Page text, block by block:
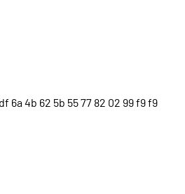
6a 4b 62 5b 55 77 82 02 99 f9 f9